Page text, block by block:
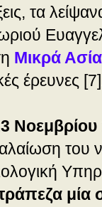
τα
Μικρά Ασία
έρευνες
Νοεμβρίου
του